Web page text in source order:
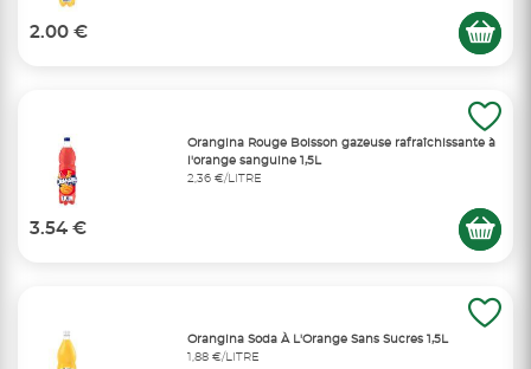
2.00 €
Orangina Rouge Boisson gazeuse rafraîchissante à
l'orange sanguine 1,5L
2,36 €/LITRE
3.54 €
Orangina Soda À L'Orange Sans Sucres 1,5L
1,88 €/LITRE